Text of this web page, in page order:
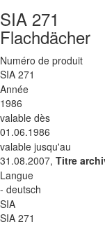
SIA 271
Flachdächer
Numéro de produit
SIA 271
Année
1986
valable dès
01.06.1986
valable jusqu'au
31.08.2007, Titre
Langue
- deutsch
SIA
SIA 271